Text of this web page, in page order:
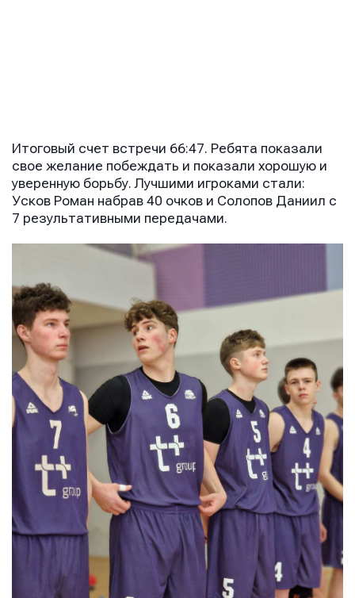
Итоговый счет встречи 66:47. Ребята показали
свое желание побеждать и показали хорошую и
уверенную борьбу. Лучшими игроками стали:
Усков Роман набрав 40 очков и Солопов Даниил с
7 результативными передачами.